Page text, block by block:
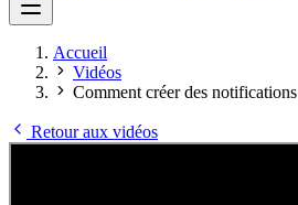
Accueil
Vidéos
Comment créer des notifications
Retour aux vidéos